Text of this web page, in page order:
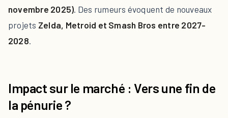
novembre 2025). Des rumeurs évoquent de nouveaux
projets Zelda, Metroid et Smash Bros entre 2027-
2028.
Impact sur le marché : Vers une fin de
la pénurie ?